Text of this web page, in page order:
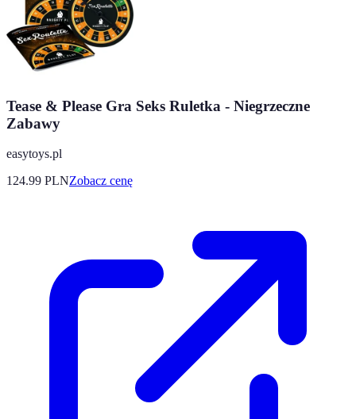
Tease & Please Gra Seks Ruletka - Niegrzeczne
Zabawy
easytoys.pl
124.99 PLNZobacz cenę